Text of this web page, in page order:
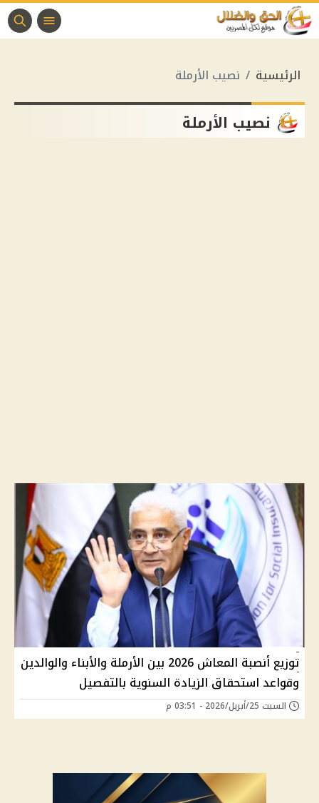
الرئيسية نصيب الأرملة
نصيب الأرملة
توزيع أنصبة المعاش 2026 بين الأرملة والأبناء والوالدين
وقواعد استحقاق الزيادة السنوية بالتفصيل
السبت 25/أبريل/2026 - 03:51 م